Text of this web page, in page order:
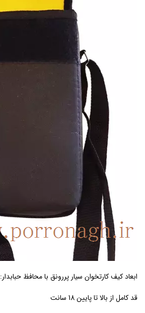
ابعاد کیف کارتخوان سیار پررونق با محافظ حبابدار:
قد کامل از بالا تا پایین 18 سانت